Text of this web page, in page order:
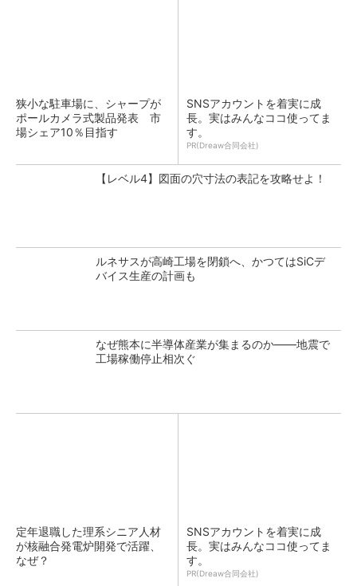
狭小な駐車場に、シャープが
ポールカメラ式製品発表 市
場シェア10％目指す
SNSアカウントを着実に成
長。実はみんなココ使ってま
す。
PR(Dreaw合同会社)
【レベル4】図面の穴寸法の表記を攻略せよ！
ルネサスが高崎工場を閉鎖へ、かつてはSiCデ
バイス生産の計画も
なぜ熊本に半導体産業が集まるのか――地震で
工場稼働停止相次ぐ
定年退職した理系シニア人材
が核融合発電炉開発で活躍、
なぜ？
SNSアカウントを着実に成
長。実はみんなココ使ってま
す。
PR(Dreaw合同会社)